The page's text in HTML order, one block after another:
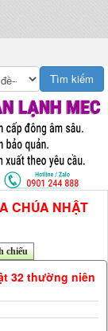
CHÚA NHẬT
chiếu
32 thường niên